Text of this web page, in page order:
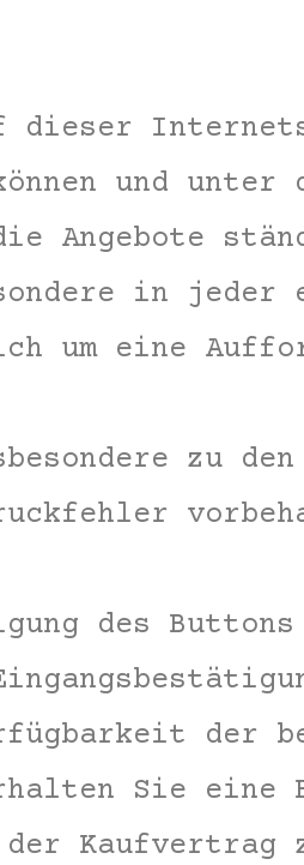
und unter
Angebote
in jeder
eine
zu
des
der
Sie eine
Kaufvertrag